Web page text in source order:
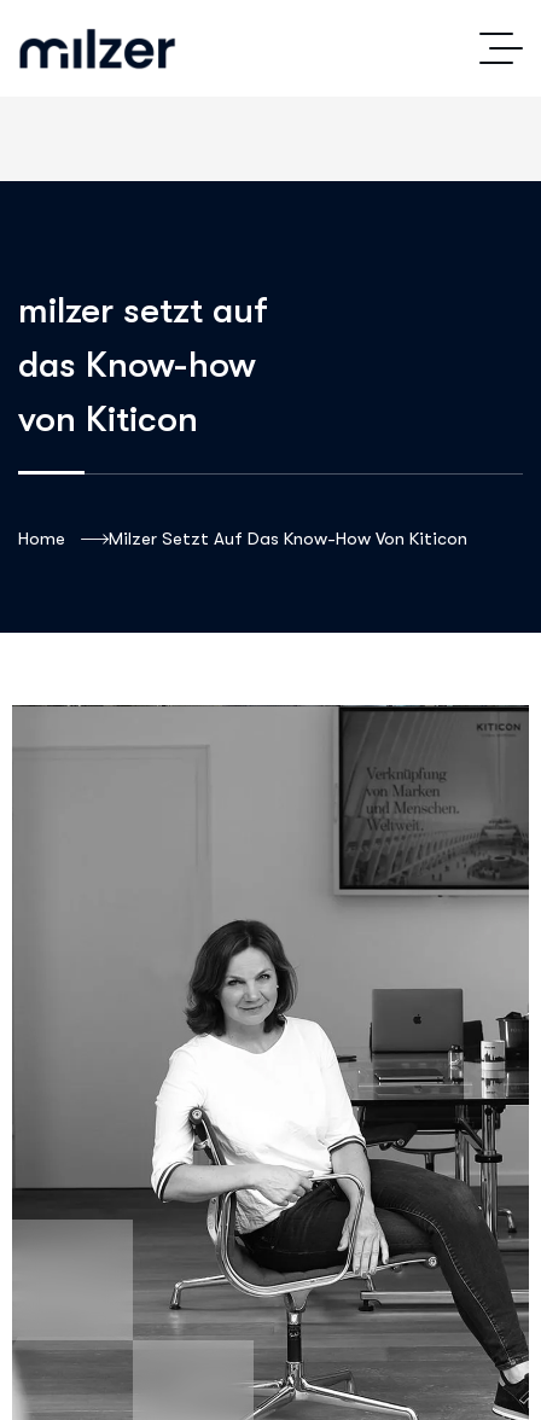
milzer setzt auf
das Know-how
von Kiticon
Home Milzer Setzt Auf Das Know-How Von Kiticon